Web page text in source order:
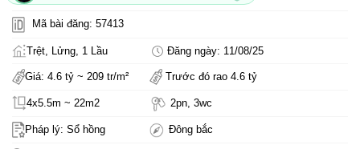
Mã bài đăng: 57413
Trệt, Lửng, 1 Lầu Đăng ngày: 11/08/25
Giá: 4.6 tỷ ~ 209 tr/m² Trước đó rao 4.6 tỷ
4x5.5m ~ 22m2 2pn, 3wc
Pháp lý: Sổ hồng Đông bắc